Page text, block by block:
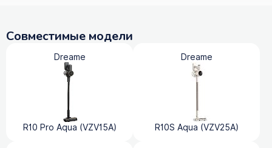
Совместимые модели
Dreame
R10 Pro Aqua (VZV15A)
Dreame
R10S Aqua (VZV25A)